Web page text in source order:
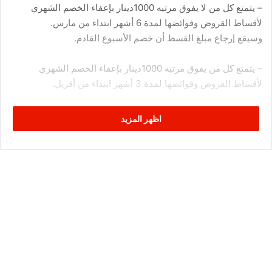
– يتمتع كل من لا يفوق مرتبه 1000دينار بإعفاء الخصم الشهري
لأقساط القروض وفوائضها لمدة 6 أشهر ابتداء من مارس.
وسيقع إرجاع مبلغ القسط أن خصم الأسبوع القادم.
– يتمتع كل من يفوق مرتبه 1000دينار بإعفاء الخصم الشهري
لأقساط القروض وفوائضها لمدة 3 أشهر ابتداء من أفريل.
يتقدم بمطلب للبنك للتمتع بإعفاء 6 أشهر والمالية للطالب لذلك
اظهر المزيد